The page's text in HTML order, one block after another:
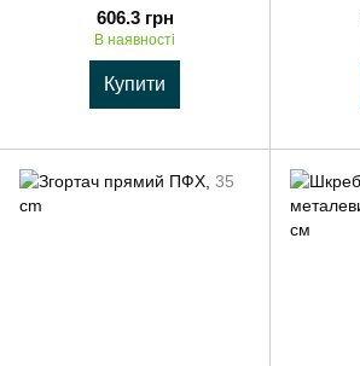
606.3 грн
В наявності
Купити